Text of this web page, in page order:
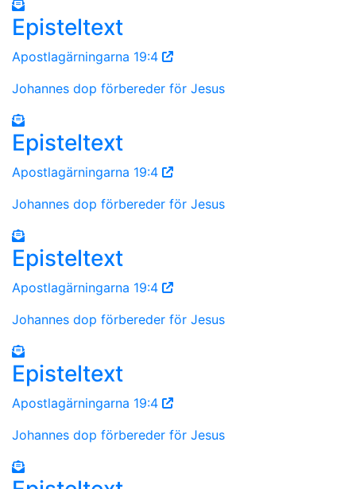
Episteltext
Apostlagärningarna 19:4
Johannes dop förbereder för Jesus
Episteltext
Apostlagärningarna 19:4
Johannes dop förbereder för Jesus
Episteltext
Apostlagärningarna 19:4
Johannes dop förbereder för Jesus
Episteltext
Apostlagärningarna 19:4
Johannes dop förbereder för Jesus